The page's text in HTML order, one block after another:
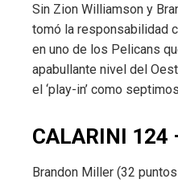
Sin Zion Williamson y
tomó la responsabilidad
en uno de los Pelicans
apabullante nivel del
el ‘play-in’ como
CALARINI 124
Brandon Miller (32